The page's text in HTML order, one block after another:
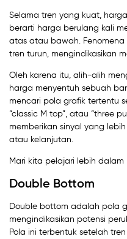
Selama tren yang kuat,
berarti harga berulang kali
atas atau bawah.
tren turun, mengindikasikan
Oleh karena itu, alih-alih
harga menyentuh sebuah
mencari pola grafik tertentu
“classic M top”, atau “three
memberikan sinyal yang
atau kelanjutan.
Mari kita pelajari lebih
Double Bottom
Double bottom adalah pola
mengindikasikan potensi
Pola ini terbentuk setelah